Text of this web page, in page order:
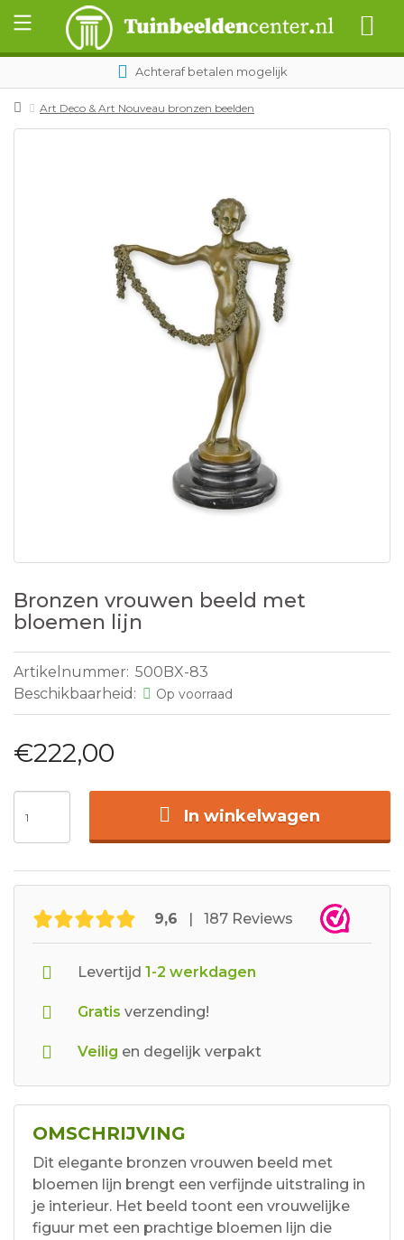
Achteraf betalen mogelijk
Art Deco & Art Nouveau bronzen beelden
Bronzen vrouwen beeld met
bloemen lijn
Artikelnummer: 500BX-83
Beschikbaarheid:
Op voorraad
€222,00
In winkelwagen
9,6 | 187 Reviews
Levertijd 1-2 werkdagen
Gratis verzending!
Veilig en degelijk verpakt
OMSCHRIJVING
Dit elegante bronzen vrouwen beeld met
bloemen lijn brengt een verfijnde uitstraling in
je interieur. Het beeld toont een vrouwelijke
figuur met een prachtige bloemen lijn die